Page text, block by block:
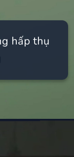
hấp thụ